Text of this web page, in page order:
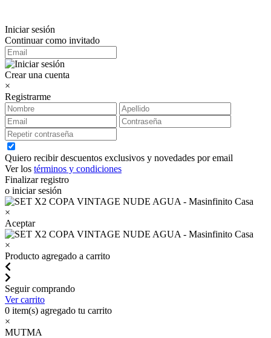
Iniciar sesión
Continuar como invitado
Crear una cuenta
×
Registrarme
Quiero recibir descuentos exclusivos y novedades por email
Ver los términos y condiciones
Finalizar registro
o iniciar sesión
×
Aceptar
×
Producto agregado a carrito
Seguir comprando
Ver carrito
0 item(s) agregado tu carrito
×
MUTMA